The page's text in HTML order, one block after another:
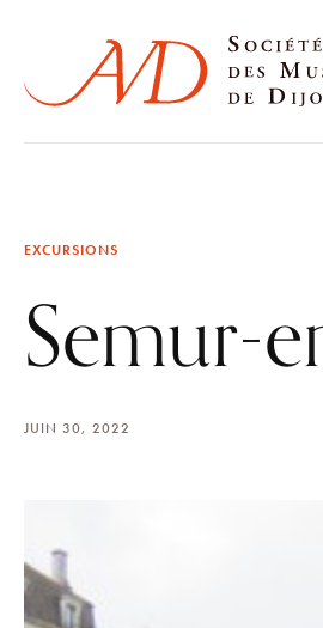
EXCURSIONS
Semur-
JUIN 30, 2022